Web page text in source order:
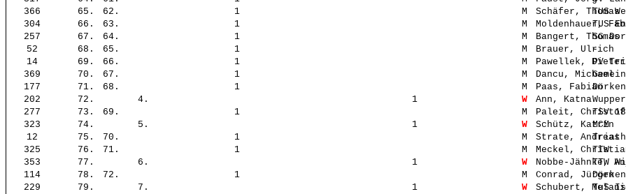
366
65. 62. 1 M Schäfer, Thomas
TUS
304
66. 63. 1 M Moldenhauer,
TUS
257
67. 64. 1 M Bangert, Thomas
SG
52
68. 65. 1 M Brauer, Ulrich
-
14
69. 66. 1 M Pawellek, Dieter
PV-
369
70. 67. 1 M Dancu, Michael
177
71. 68. 1 M Paas, Fabian
202
72. 4. 1 W Ann, Katna
277
73. 69. 1 M Paleit, Christof
TSV
323
74. 5. 1 W Schütz, Katrin
MCM
12
75. 70. 1 M Strate, Andreas
325
76. 71. 1 M Meckel, TTW
353
77. 6. 1 W Nobbe-Jähnke,
TTW
114
78. 72. 1 M Conrad, Jürgen
229
79. 7. 1 W Schubert, TuS